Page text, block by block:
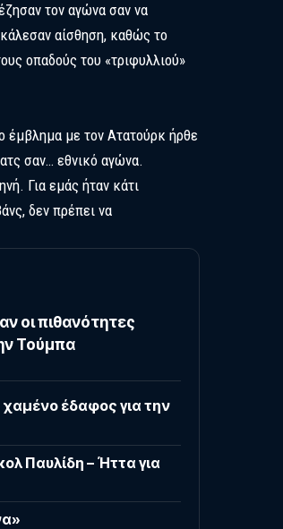
τον αγώνα σαν να
αίσθηση, καθώς το
οπαδούς του «τριφυλλιού»
έμβλημα με τον Ατατούρκ ήρθε
σαν… εθνικό αγώνα.
Για εμάς ήταν κάτι
δεν πρέπει να
οι πιθανότητες
Τούμπα
έδαφος για την
Παυλίδη – Ήττα για